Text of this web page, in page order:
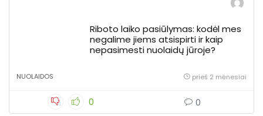
Riboto laiko pasiūlymas: kodėl mes
negalime jiems atsispirti ir kaip
nepasimesti nuolaidų jūroje?
NUOLAIDOS prieš 2 mėnesiai
0 0